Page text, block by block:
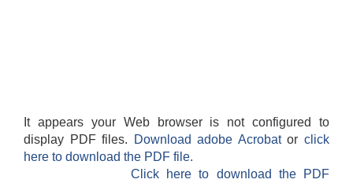
It appears your Web browser is not configured to
display PDF files.
Download adobe Acrobatorclick
here to download the PDF file.
Click here to download the PDF